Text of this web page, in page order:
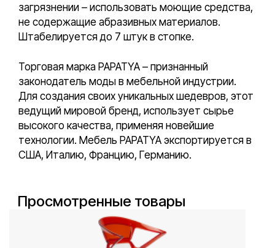
загрязнении – использовать моющие средства,
не содержащие абразивных материалов.
Штабелируется до 7 штук в стопке.
Торговая марка PAPATYA – признанный
законодатель моды в мебельной индустрии.
Для создания своих уникальных шедевров, этот
ведущий мировой бренд, использует сырье
высокого качества, применяя новейшие
технологии. Мебель PAPATYA экспортируется в
США, Италию, Францию, Германию.
Просмотренные товары